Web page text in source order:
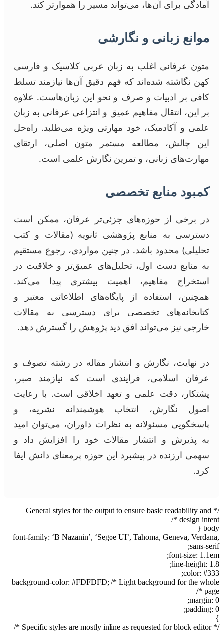
آمادگی برای آن‌ها، می‌تواند مسیر را هموارتر کند.
موانع زبانی و نگارشی
متون عرفانی اغلب به زبان عربی کلاسیک و فارسی
کهن نگاشته شده‌اند که فهم دقیق آن‌ها نیازمند تسلط
کافی بر ادبیات و صرف و نحو این زبان‌هاست. علاوه
بر این، انتقال مفاهیم عمیق و انتزاعی عرفانی به زبان
علمی و آکادمیک، خود مهارتی ویژه می‌طلبد. راه‌حل
این چالش، مطالعه مستمر متون اصلی، ارتقای
مهارت‌های زبانی، و تمرین نگارش علمی است.
کمبود منابع تخصصی
در برخی از حوزه‌های جزئی‌تر عرفان، ممکن است
دسترسی به منابع پژوهشی ثانویه (مقالات و کتب
تحلیلی) محدود باشد. در چنین مواردی، رجوع مستقیم
به منابع دست اول، تحلیل‌های عمیق‌تر و خلاقیت در
استخراج مفاهیم، اهمیت بیشتری پیدا می‌کند.
همچنین، استفاده از پایگاه‌های اطلاعاتی معتبر و
کتابخانه‌های تخصصی برای دسترسی به مقالات
خارجی نیز می‌تواند افق دید پژوهش را گسترش دهد.
در نهایت، نگارش و انتشار مقاله در رشته تصوف و
عرفان اسلامی، فرایندی است که نیازمند صبر،
پشتکار، دقت علمی و تعهد اخلاقی است. با رعایت
اصول نگارش، انتخاب هوشمندانه نشریه، و
پاسخگویی مسئولانه به نظرات داوران، می‌توان امید
به پذیرش و انتشار مقالات خود را افزایش داد و
سهمی ارزنده در پیشبرد این حوزه پرمعنای دانش ایفا
کرد.
/* General styles for the output to ensure basic readability and
design intent */
body {
font-family: ‘B Nazanin’, ‘Segoe UI’, Tahoma, Geneva, Verdana,
sans-serif;
font-size: 1.1em;
line-height: 1.8;
color: #333;
background-color: #FDFDFD; /* Light background for the whole
page */
margin: 0;
padding: 0;
}
/* Specific styles are mostly inline as requested for block editor */